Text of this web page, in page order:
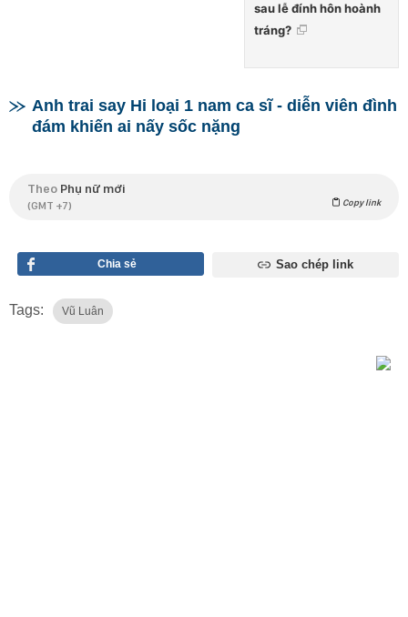
sau lễ đính hôn hoành
tráng?
Anh trai say Hi loại 1 nam ca sĩ - diễn viên đình
đám khiến ai nấy sốc nặng
Theo Phụ nữ mới
(GMT +7) Copy link
Chia sẻ Sao chép link
Tags: Vũ Luân